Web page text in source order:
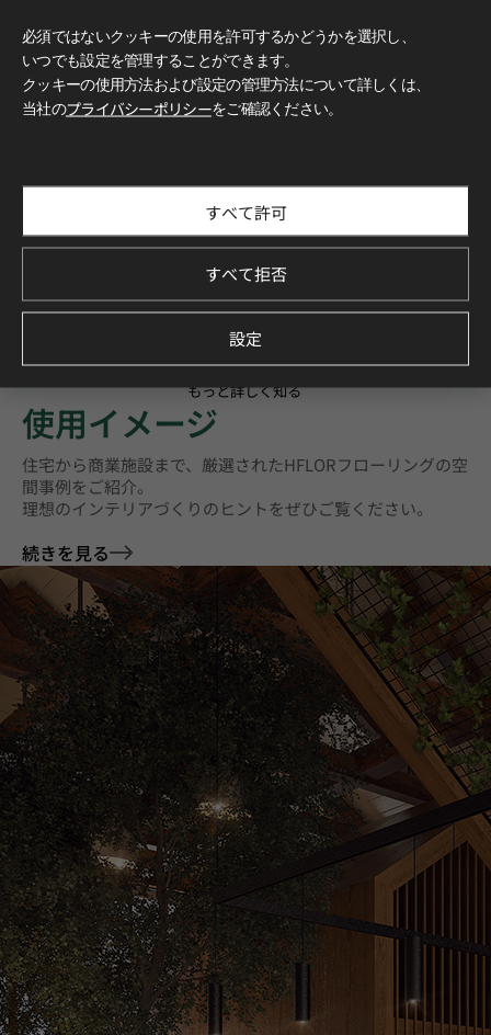
もっと詳しく知る
使用イメージ
住宅から商業施設まで、厳選されたHFLORフローリングの空
間事例をご紹介。
理想のインテリアづくりのヒントをぜひご覧ください。
続きを見る
必須ではないクッキーの使用を許可するかどうかを選択し、
いつでも設定を管理することができます。
クッキーの使用方法および設定の管理方法について詳しくは、
当社のプライバシーポリシーをご確認ください。
すべて許可
すべて拒否
設定